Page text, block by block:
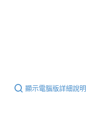
顯示電腦版詳細說明